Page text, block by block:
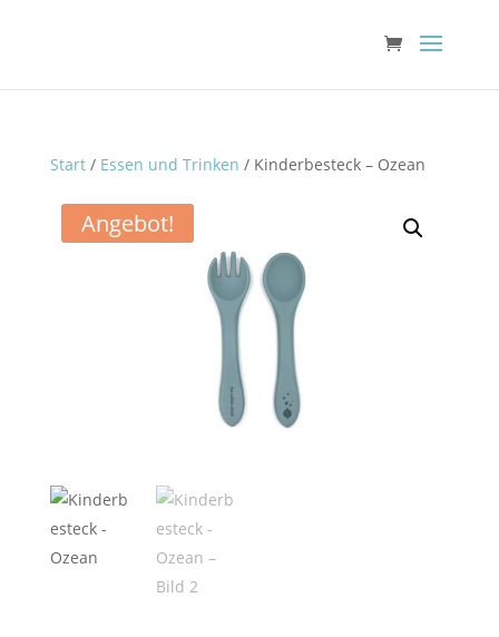
Start/ Essen und Trinken / Kinderbesteck – Ozean
Angebot!